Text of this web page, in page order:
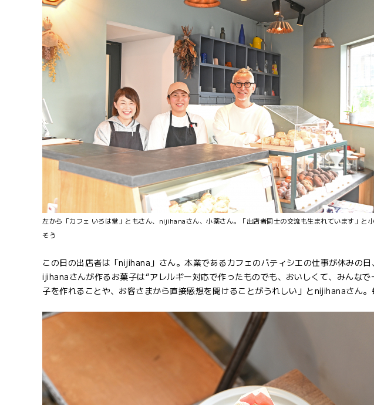
左から「カフェ いろは堂」ともさん、nijihanaさん、小薬さん。「出店者同士の交流も生まれています」と
そう
この日の出店者は「nijihana」さん。本業であるカフェのパティシエの仕事が休みの
ijihanaさんが作るお菓子は“アレルギー対応で作ったものでも、おいしくて、みんな
子を作れることや、お客さまから直接感想を聞けることがうれしい」とnijihanaさん。